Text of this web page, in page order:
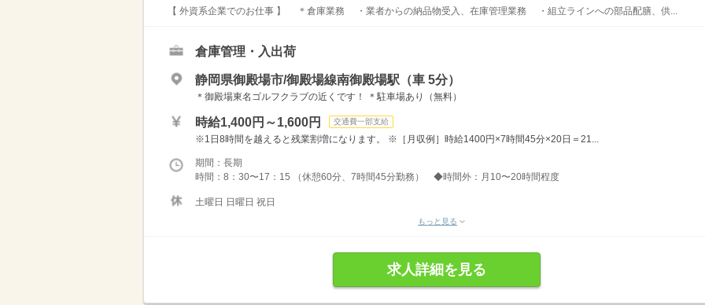
【 外資系企業でのお仕事 】 ＊倉庫業務 ・業者からの納品物受入、在庫管理業務 ・組立ラインへの部品配膳、供...
倉庫管理・入出荷
静岡県御殿場市/御殿場線南御殿場駅（車 5分）
＊御殿場東名ゴルフクラブの近くです！ ＊駐車場あり（無料）
時給1,400円～1,600円 交通費一部支給
※1日8時間を越えると残業割増になります。 ※［月収例］時給1400円×7時間45分×20日＝21...
期間：長期
時間：8：30〜17：15 （休憩60分、7時間45分勤務） ◆時間外：月10〜20時間程度
土曜日 日曜日 祝日
もっと見る
求人詳細を見る